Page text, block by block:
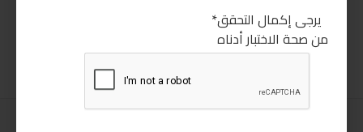
يرجى إكمال التحقق
من صحة الاختبار أدناه
اضافة للسلة